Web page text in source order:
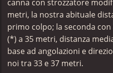
canna con strozzatore
metri, la nostra abituale
primo colpo; la seconda
(*) a 35 metri, distanza
base ad angolazioni e
noi tra 33 e 37 metri.